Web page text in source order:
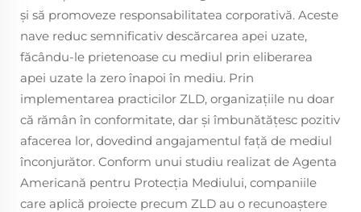
și să promoveze responsabilitatea corporativă. Aceste
nave reduc semnificativ descărcarea apei uzate,
făcându-le prietenoase cu mediul prin eliberarea
apei uzate la zero înapoi în mediu. Prin
implementarea practicilor ZLD, organizațiile nu doar
că rămân în conformitate, dar și îmbunătățesc pozitiv
afacerea lor, dovedind angajamentul față de mediul
înconjurător. Conform unui studiu realizat de Agenta
Americană pentru Protecția Mediului, companiile
care aplică proiecte precum ZLD au o recunoaștere